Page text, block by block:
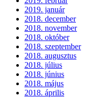
2019. január
2018. december
2018. november
2018. október
2018. szeptember
2018. augusztus
2018. július
2018. június
2018. május
2018. április